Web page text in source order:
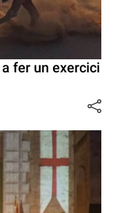
fer un exercici